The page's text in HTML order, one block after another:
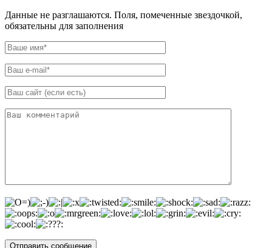
Данные не разглашаются. Поля, помеченные звездочкой,
обязательны для заполнения